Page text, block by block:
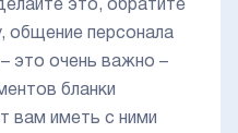
это, обратите
общение персонала
это очень важно –
бланки
вам иметь с ними